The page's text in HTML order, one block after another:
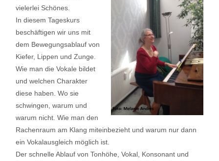
vielerlei Schönes.
In diesem Tageskurs
beschäftigen wir uns mit
dem Bewegungsablauf von
Kiefer, Lippen und Zunge.
Wie man die Vokale bildet
und welchen Charakter
diese haben. Wo sie
schwingen, warum und
warum nicht. Wie man den
Rachenraum am Klang miteinbezieht und warum nur dann
ein Vokalausgleich möglich ist.
Der schnelle Ablauf von Tonhöhe, Vokal, Konsonant und